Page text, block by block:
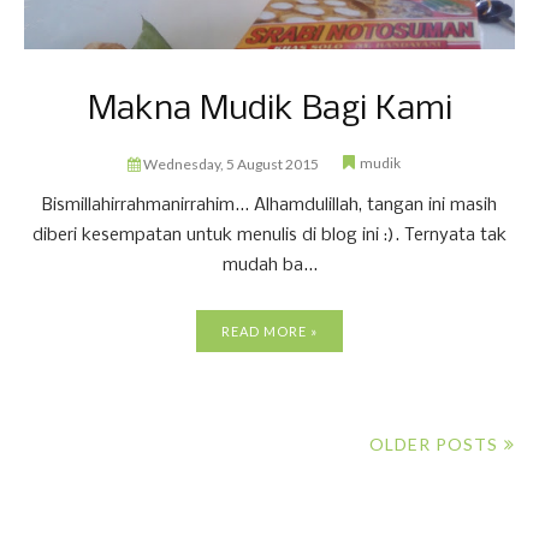
Makna Mudik Bagi Kami
Wednesday, 5 August 2015 mudik
Bismillahirrahmanirrahim... Alhamdulillah, tangan ini masih
diberi kesempatan untuk menulis di blog ini :). Ternyata tak
mudah ba...
READ MORE »
OLDER POSTS